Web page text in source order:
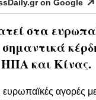
on Google
στα
ΗΠΑ και Κίνας.
αγορές